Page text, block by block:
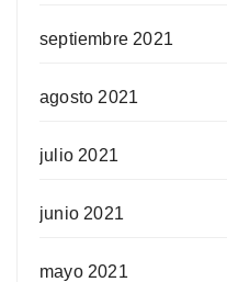
septiembre 2021
agosto 2021
julio 2021
junio 2021
mayo 2021